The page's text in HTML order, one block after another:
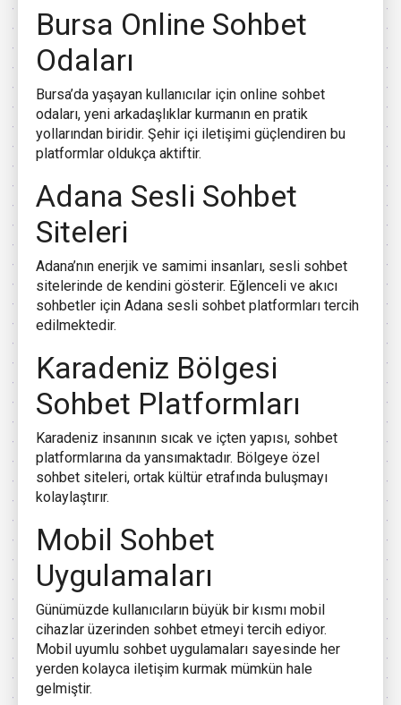
Bursa Online Sohbet
Odaları
Bursa’da yaşayan kullanıcılar için online sohbet
odaları, yeni arkadaşlıklar kurmanın en pratik
yollarından biridir. Şehir içi iletişimi güçlendiren bu
platformlar oldukça aktiftir.
Adana Sesli Sohbet
Siteleri
Adana’nın enerjik ve samimi insanları, sesli sohbet
sitelerinde de kendini gösterir. Eğlenceli ve akıcı
sohbetler için Adana sesli sohbet platformları tercih
edilmektedir.
Karadeniz Bölgesi
Sohbet Platformları
Karadeniz insanının sıcak ve içten yapısı, sohbet
platformlarına da yansımaktadır. Bölgeye özel
sohbet siteleri, ortak kültür etrafında buluşmayı
kolaylaştırır.
Mobil Sohbet
Uygulamaları
Günümüzde kullanıcıların büyük bir kısmı mobil
cihazlar üzerinden sohbet etmeyi tercih ediyor.
Mobil uyumlu sohbet uygulamaları sayesinde her
yerden kolayca iletişim kurmak mümkün hale
gelmiştir.